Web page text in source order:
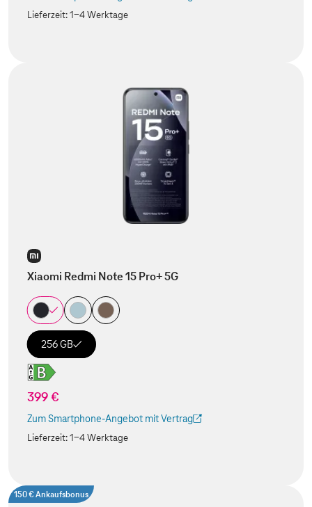
Lieferzeit:1-4 Werktage
Xiaomi Redmi Note 15 Pro+ 5G
256 GB
399 €
Zum Smartphone-Angebot mit Vertrag
(Der Link wird in einem neuen Tab geöffnet)
Lieferzeit:1-4 Werktage
150 € Ankaufsbonus